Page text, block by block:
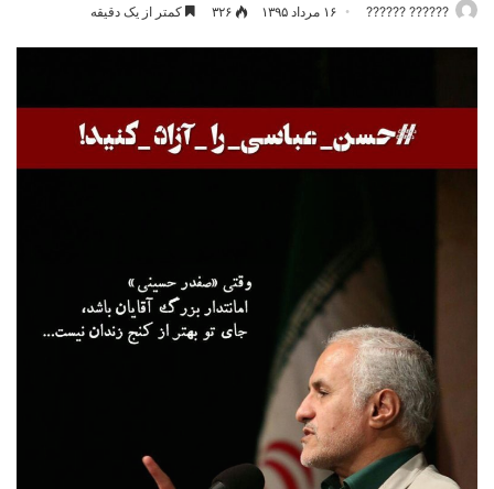
?????? ?????? ۱۶ مرداد ۱۳۹۵ ۳۲۶ کمتر از یک دقیقه